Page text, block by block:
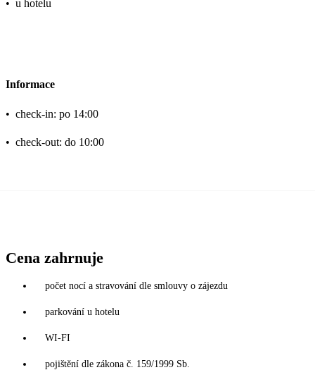
• u hotelu
Informace
• check-in: po 14:00
• check-out: do 10:00
Cena zahrnuje
počet nocí a stravování dle smlouvy o zájezdu
parkování u hotelu
WI-FI
pojištění dle zákona č. 159/1999 Sb.